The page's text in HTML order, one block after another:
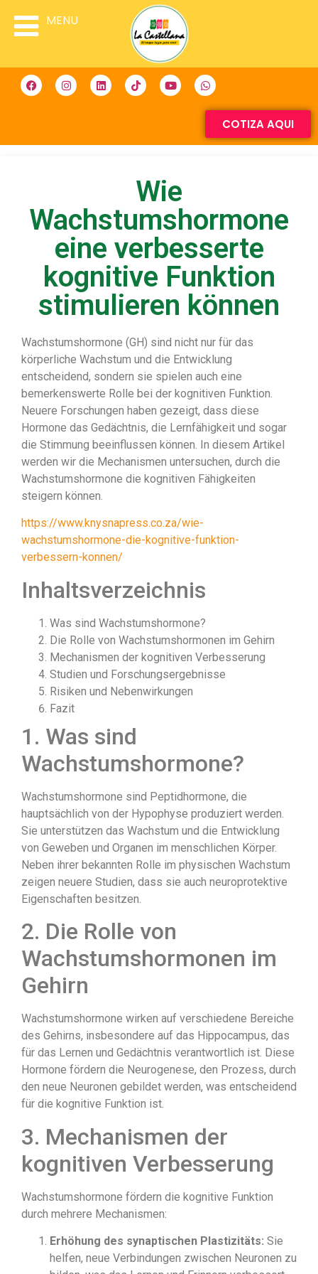
COTIZA AQUI
Wie
Wachstumshormone
eine verbesserte
kognitive Funktion
stimulieren können
Wachstumshormone (GH) sind nicht nur für das
körperliche Wachstum und die Entwicklung
entscheidend, sondern sie spielen auch eine
bemerkenswerte Rolle bei der kognitiven Funktion.
Neuere Forschungen haben gezeigt, dass diese
Hormone das Gedächtnis, die Lernfähigkeit und sogar
die Stimmung beeinflussen können. In diesem Artikel
werden wir die Mechanismen untersuchen, durch die
Wachstumshormone die kognitiven Fähigkeiten
steigern können.
https://www.knysnapress.co.za/wie-
wachstumshormone-die-kognitive-funktion-
verbessern-konnen/
Inhaltsverzeichnis
Was sind Wachstumshormone?
Die Rolle von Wachstumshormonen im Gehirn
Mechanismen der kognitiven Verbesserung
Studien und Forschungsergebnisse
Risiken und Nebenwirkungen
Fazit
1. Was sind
Wachstumshormone?
Wachstumshormone sind Peptidhormone, die
hauptsächlich von der Hypophyse produziert werden.
Sie unterstützen das Wachstum und die Entwicklung
von Geweben und Organen im menschlichen Körper.
Neben ihrer bekannten Rolle im physischen Wachstum
zeigen neuere Studien, dass sie auch neuroprotektive
Eigenschaften besitzen.
2. Die Rolle von
Wachstumshormonen im
Gehirn
Wachstumshormone wirken auf verschiedene Bereiche
des Gehirns, insbesondere auf das Hippocampus, das
für das Lernen und Gedächtnis verantwortlich ist. Diese
Hormone fördern die Neurogenese, den Prozess, durch
den neue Neuronen gebildet werden, was entscheidend
für die kognitive Funktion ist.
3. Mechanismen der
kognitiven Verbesserung
Wachstumshormone fördern die kognitive Funktion
durch mehrere Mechanismen:
Erhöhung des synaptischen Plastizitäts: Sie
helfen, neue Verbindungen zwischen Neuronen zu
MENU